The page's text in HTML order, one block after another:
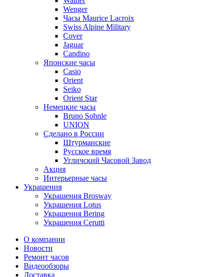
Wenger
Часы Maurice Lacroix
Swiss Alpine Military
Cover
Jaguar
Candino
Японские часы
Casio
Orient
Seiko
Orient Star
Немецкие часы
Bruno Sohnle
UNION
Сделано в России
Штурманские
Русское время
Угличский Часовой Завод
Акция
Интерьерные часы
Украшения
Украшения Brosway
Украшения Lotus
Украшения Bering
Украшения Cerutti
О компании
Новости
Ремонт часов
Видеообзоры
Доставка